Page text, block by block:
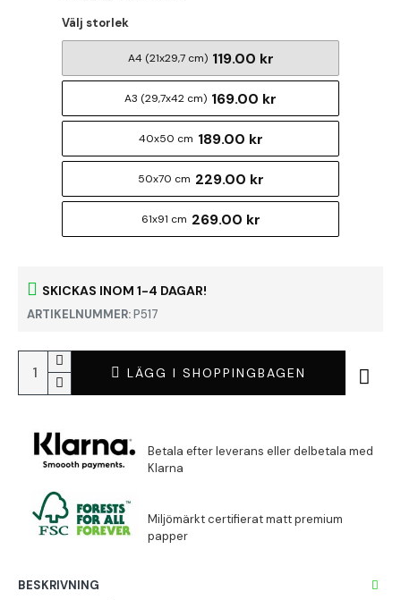
SKICKAS INOM 1-4 DAGAR!
ARTIKELNUMMER:P517
Välj storlek
A4 (21x29,7 cm) 119.00 kr
A3 (29,7x42 cm) 169.00 kr
40x50 cm 189.00 kr
50x70 cm 229.00 kr
61x91 cm 269.00 kr
LÄGG I SHOPPINGBAGEN
BESKRIVNING